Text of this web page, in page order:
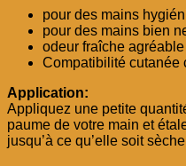
pour des mains
pour des mains bien
odeur fraîche agréable
Compatibilité cutanée
Application:
Appliquez une petite
paume de votre main et
jusqu’à ce qu’elle soit